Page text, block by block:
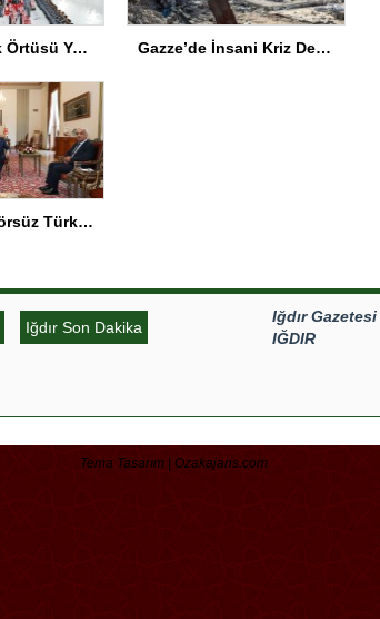
Kabe’nin İpek Örtüsü Yenilendi Gazze’de İnsani Kriz Derinleşiyor
TBMM’de Terörsüz Türkiye Görüşmesi
Iğdır Son Dakika
Iğdır Gazetesi
IĞDIR
Tema Tasarım | Ozakajans.com